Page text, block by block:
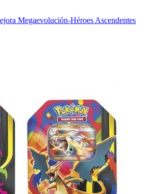
Megaevolución-Héroes Ascendentes